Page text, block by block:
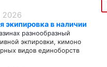
2026
экипировка в наличии
разнообразный
экпировки, кимоно
видов единоборств